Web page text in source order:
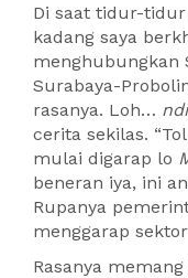
Di saat tidur-
kadang saya
menghubungkan
Surabaya-
rasanya. Loh…
cerita sekilas.
mulai digarap lo
beneran iya, ini
Rupanya
menggarap
Rasanya